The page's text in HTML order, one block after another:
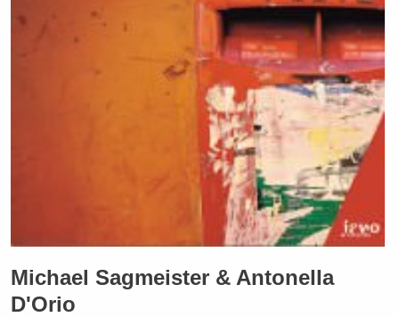
Michael Sagmeister & Antonella
D'Orio